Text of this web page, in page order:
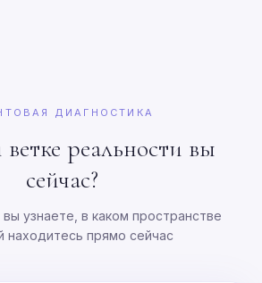
ДИАГНОСТИКА
реальности вы
сейчас?
узнаете, в каком пространстве
находитесь прямо сейчас